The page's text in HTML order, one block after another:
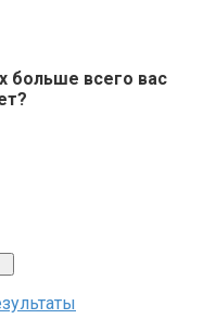
больше всего вас